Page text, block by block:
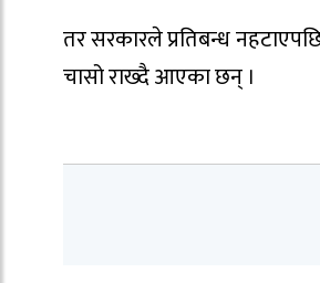
तर सरकारले प्रतिबन्ध
चासो राख्दै आएका छन् ।